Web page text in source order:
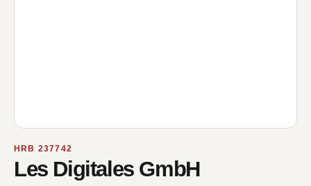
HRB 237742
Les Digitales GmbH